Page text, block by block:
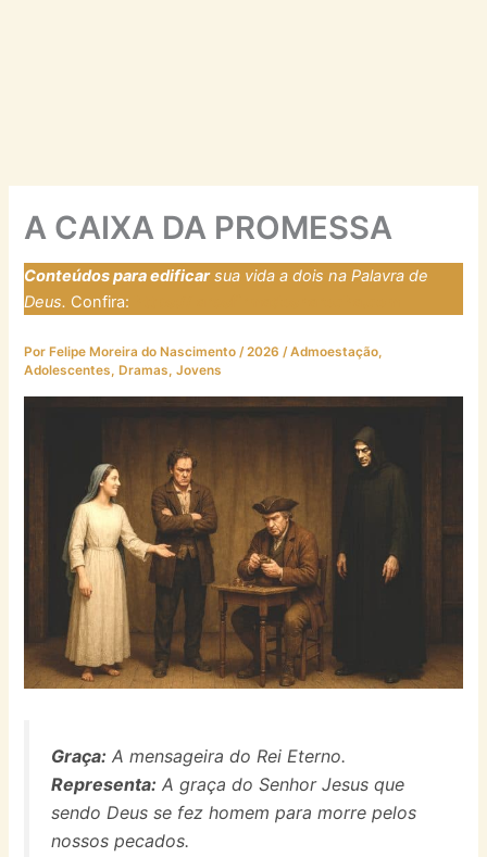
A CAIXA DA PROMESSA
Conteúdos para edificarsua vida a dois na Palavra de
Deus. Confira:
Por Felipe Moreira do Nascimento/2026/Admoestação,
Adolescentes, Dramas,Jovens
Graça: A mensageira do Rei Eterno.
Representa: A graça do Senhor Jesus que
sendo Deus se fez homem para morre pelos
nossos pecados.